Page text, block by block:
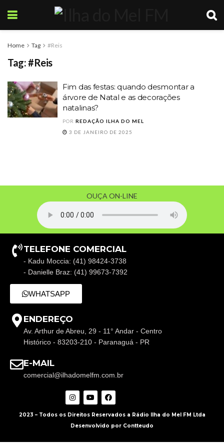
Home Tag #Reis
Tag:#Reis
Fim das festas: quando desmontar a
árvore de Natal e as decorações
natalinas?
POR REDAÇÃO ILHA DO MEL
3 DE JANEIRO DE 2025
OUÇA ON-LINE
TELEFONE COMERCIAL
- Kadu Moccia: (41) 98424-3738
- Danielle Braz: (41) 99673-7392
WHATSAPP
ENDEREÇO
Av. Arthur de Abreu, 29 - 11° Andar - Centro
Histórico - 83203-210 - Paranaguá - PR
E-MAIL
comercial@ilhadomelfm.com.br
2023 – Todos os Direitos Reservados a Rádio Ilha do Mel FM Ltda
Desenvolvido por Contteudo